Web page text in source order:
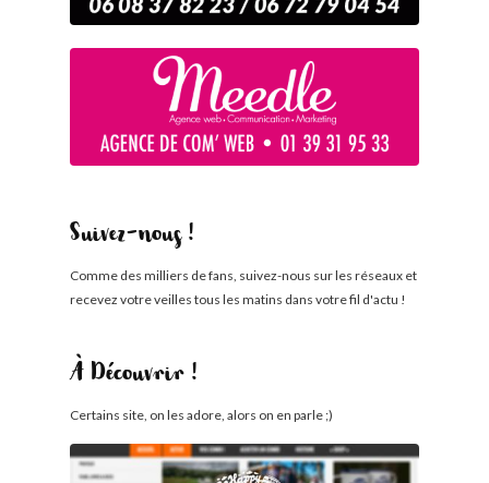
Suivez-nous !
Comme des milliers de fans, suivez-nous sur les réseaux et
recevez votre veilles tous les matins dans votre fil d'actu !
À Découvrir !
Certains site, on les adore, alors on en parle ;)